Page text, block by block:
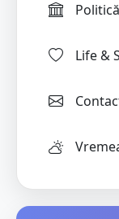
Politică
Life &